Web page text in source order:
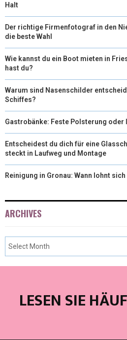
Halt
Der richtige Firmenfotograf in den
die beste Wahl
Wie kannst du ein Boot mieten in
hast du?
Warum sind Nasenschilder
Schiffes?
Gastrobänke: Feste Polsterung oder
Entscheidest du dich für eine
steckt in Laufweg und Montage
Reinigung in Gronau: Wann lohnt
ARCHIVES
LESEN SIE